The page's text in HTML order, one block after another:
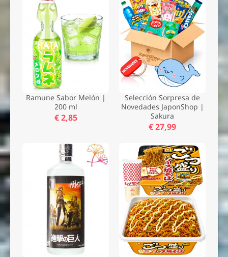
Ramune Sabor Melón |
200 ml
€ 2,85
Selección Sorpresa de
Novedades JaponShop |
Sakura
€ 27,99